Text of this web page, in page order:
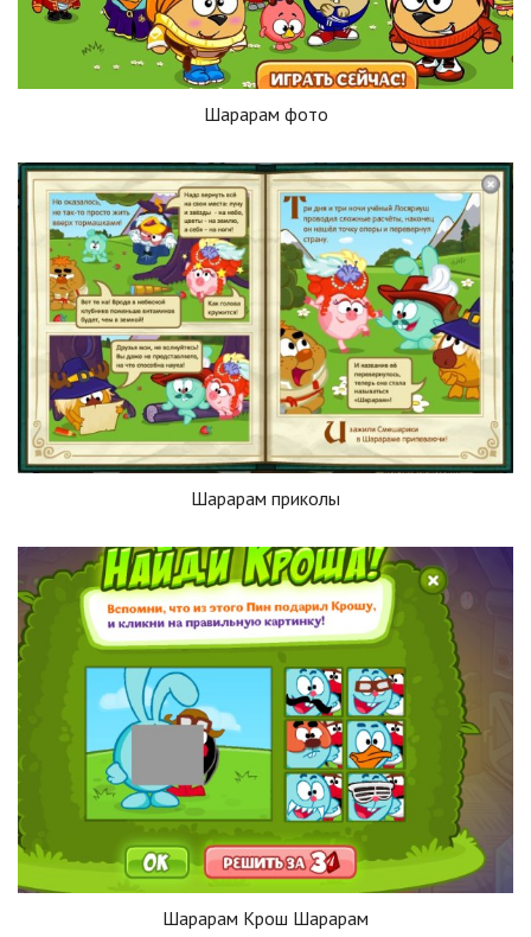
Шарарам фото
Шарарам приколы
Шарарам Крош Шарарам